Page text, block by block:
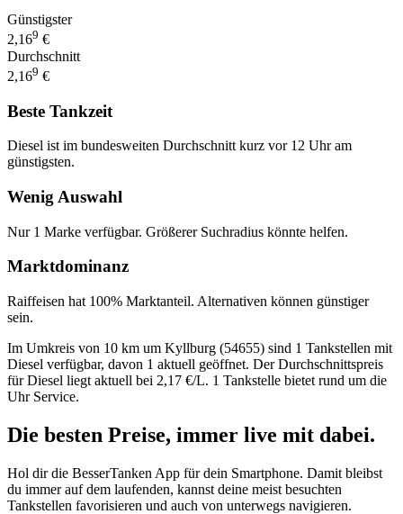
Günstigster
2,169 €
Durchschnitt
2,169 €
Beste Tankzeit
Diesel ist im bundesweiten Durchschnitt kurz vor 12 Uhr am
günstigsten.
Wenig Auswahl
Nur 1 Marke verfügbar. Größerer Suchradius könnte helfen.
Marktdominanz
Raiffeisen hat 100% Marktanteil. Alternativen können günstiger
sein.
Im Umkreis von 10 km um Kyllburg (54655) sind 1 Tankstellen mit
Diesel verfügbar, davon 1 aktuell geöffnet. Der Durchschnittspreis
für Diesel liegt aktuell bei 2,17 €/L. 1 Tankstelle bietet rund um die
Uhr Service.
Die besten Preise, immer live mit dabei.
Hol dir die BesserTanken App für dein Smartphone. Damit bleibst
du immer auf dem laufenden, kannst deine meist besuchten
Tankstellen favorisieren und auch von unterwegs navigieren.